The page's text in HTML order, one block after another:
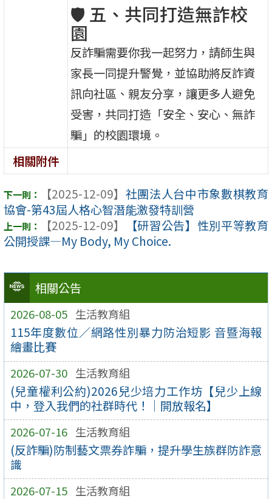
相關公告
2026-08-05 生活教育組
115年度數位／網路性別暴力防治短影 音暨海報
繪畫比賽
2026-07-30 生活教育組
(兒童權利公約)2026兒少培力工作坊【兒少上線
中，登入我們的社群時代！｜開放報名】
2026-07-16 生活教育組
(反詐騙)防制藝文票券詐騙，提升學生族群防詐意
識
2026-07-15 生活教育組
🛡 五、共同打造無詐校
園
反詐騙需要你我一起努力，請師生與
家長一同提升警覺，並協助將反詐資
訊向社區、親友分享，讓更多人避免
受害，共同打造「安全、安心、無詐
騙」的校園環境。
相關附件
【2025-12-09】 社團法人台中市象數棋教育
協會-第43屆人格心智潛能激發特訓營
【2025-12-09】
【研習公告】性別平等教育
公開授課—My Body, My Choice.